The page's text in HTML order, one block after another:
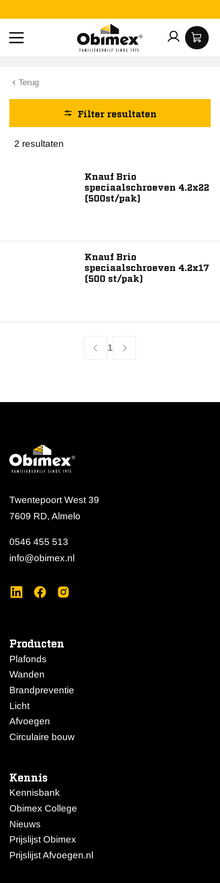
Terug
Filter resultaten
Lengte (mm)
22
4
Toon 2 resultaat
2 resultaten
Knauf Brio
speciaalschroeven 4.2x22
(500st/pak)
Knauf Brio
speciaalschroeven 4.2x17
(500 st/pak)
1
Twentepoort West 39
7609 RD, Almelo
0546 455 513
info@obimex.nl
Producten
Plafonds
Wanden
Brandpreventie
Licht
Afvoegen
Circulaire bouw
Kennis
Kennisbank
Obimex College
Nieuws
Prijslijst Obimex
Prijslijst Afvoegen.nl